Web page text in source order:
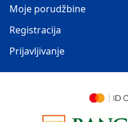
Moje porudžbine
Registracija
Prijavljivanje